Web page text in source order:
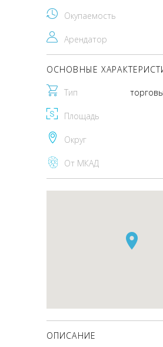
Окупаемость
Арендатор
ОСНОВНЫЕ
Тип
Площадь
Округ
От МКАД
ОПИСАНИЕ